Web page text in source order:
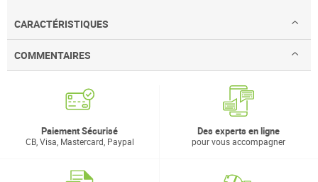
CARACTÉRISTIQUES
COMMENTAIRES
Paiement Sécurisé
CB, Visa, Mastercard, Paypal
Des experts en ligne
pour vous accompagner